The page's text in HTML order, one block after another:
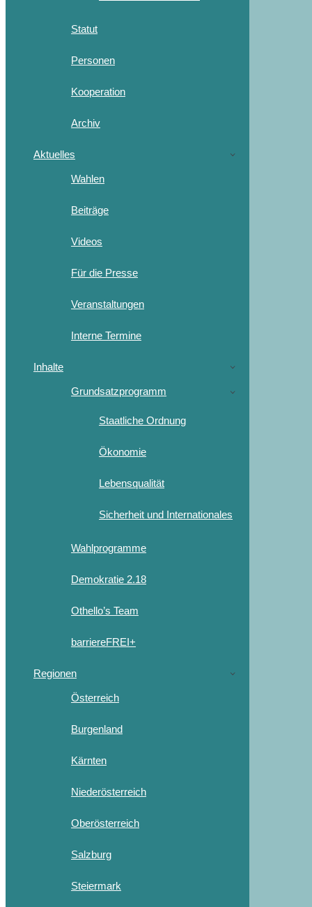
Statut
Personen
Kooperation
Archiv
Aktuelles
Wahlen
Beiträge
Videos
Für die Presse
Veranstaltungen
Interne Termine
Inhalte
Grundsatzprogramm
Staatliche Ordnung
Ökonomie
Lebensqualität
Sicherheit und Internationales
Wahlprogramme
Demokratie 2.18
Othello’s Team
barriereFREI+
Regionen
Österreich
Burgenland
Kärnten
Niederösterreich
Oberösterreich
Salzburg
Steiermark